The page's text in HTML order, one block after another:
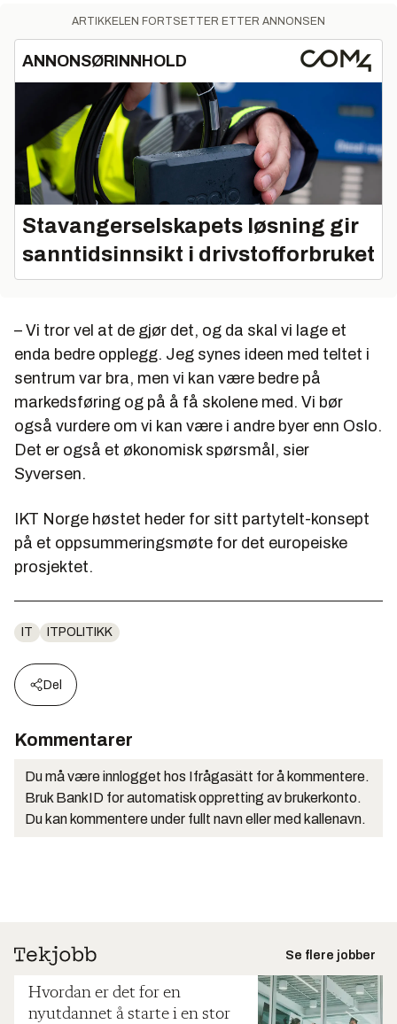
ARTIKKELEN FORTSETTER ETTER ANNONSEN
ANNONSØRINNHOLD
Stavangerselskapets løsning gir
sanntidsinnsikt i drivstofforbruket
– Vi tror vel at de gjør det, og da skal vi lage et
enda bedre opplegg. Jeg synes ideen med teltet i
sentrum var bra, men vi kan være bedre på
markedsføring og på å få skolene med. Vi bør
også vurdere om vi kan være i andre byer enn Oslo.
Det er også et økonomisk spørsmål, sier
Syversen.
IKT Norge høstet heder for sitt partytelt-konsept
på et oppsummeringsmøte for det europeiske
prosjektet.
IT ITPOLITIKK
Del
Kommentarer
Du må være innlogget hos Ifrågasätt for å kommentere.
Bruk BankID for automatisk oppretting av brukerkonto.
Du kan kommentere under fullt navn eller med kallenavn.
Se flere jobber
Hvordan er det for en
nyutdannet å starte i en stor